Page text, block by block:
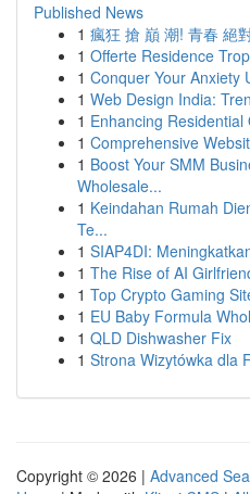
Published News
1 瘋狂 搶 巔 潮! 青春 絕
1 Offerte Residence
1 Conquer Your Anxiety
1 Web Design India:
1 Enhancing
1 Comprehensive
1 Boost Your SMM
Wholesale...
1 Keindahan Rumah
Te...
1 SIAP4DI:
1 The Rise of AI
1 Top Crypto Gaming
1 EU Baby Formula
1 QLD Dishwasher Fix
1 Strona Wizytówka dla
Copyright © 2026 | Advanced